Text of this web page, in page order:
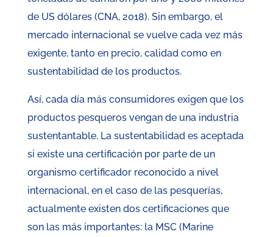
de US dólares (CNA, 2018). Sin embargo, el
mercado internacional se vuelve cada vez más
exigente, tanto en precio, calidad como en
sustentabilidad de los productos.
Así, cada día más consumidores exigen que los
productos pesqueros vengan de una industria
sustentantable. La sustentabilidad es aceptada
si existe una certificación por parte de un
organismo certificador reconocido a nivel
internacional, en el caso de las pesquerías,
actualmente existen dos certificaciones que
son las más importantes: la MSC (Marine